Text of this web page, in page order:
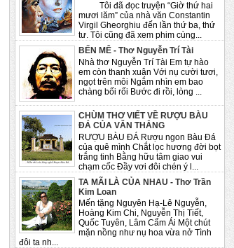
Tôi đã đọc truyện “Giờ thứ hai
mươi lăm” của nhà văn Constantin
Virgil Gheorghiu đến lần thứ ba, thứ
tư. Tôi cũng đã xem phim cùng...
BẾN MÊ - Thơ Nguyễn Trí Tài
Nhà thơ Nguyễn Trí Tài Em tự hào
em còn thanh xuân Với nụ cười tươi,
ngọt trên môi Ngắm nhìn em bao
chàng bối rối Bước đi rồi, lòng ...
CHÙM THƠ VIẾT VỀ RƯỢU BÀU
ĐÁ CỦA VĂN THẮNG
RƯỢU BÀU ĐÁ Rượu ngon Bàu Đá
của quê mình Chắt lọc hương đời bọt
trắng tinh Bằng hữu tâm giao vui
chạm cốc Đầy vơi đôi chén ý l...
TA MÃI LÀ CỦA NHAU - Thơ Trần
Kim Loan
Mến tặng Nguyên Hạ-Lê Nguyễn,
Hoàng Kim Chi, Nguyễn Thị Tiết,
Quốc Tuyên, Lâm Cẩm Ái Một chút
mặn nồng như nụ hoa vừa nở Tình
đôi ta nh...